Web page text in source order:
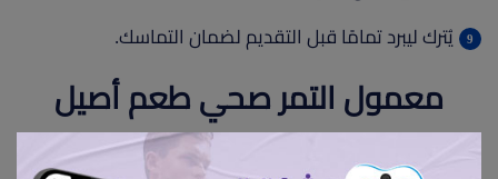
يُترك ليبرد تمامًا قبل التقديم لضمان التماسك.
معمول التمر صحي طعم أصيل
بلمسة مغذية